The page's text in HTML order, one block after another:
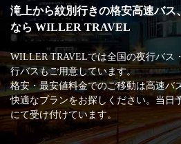
滝上から紋別行きの格安高速バス
なら WILLER TRAVEL
WILLER TRAVELでは全国の夜行バス
行バスもご用意しています。
格安・最安値料金でのご移動は高速バ
快適なプランをお探しください。当日
にて受け付けています。